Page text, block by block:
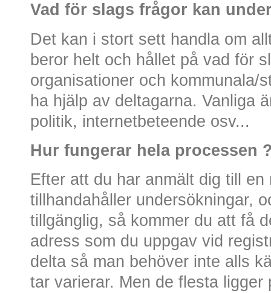
Vad för slags frågor kan
Det kan i stort sett handla om
beror helt och hållet på vad för
organisationer och kommunala/
ha hjälp av deltagarna. Vanliga
politik, internetbeteende osv...
Hur fungerar hela processen
Efter att du har anmält dig till
tillhandahåller undersökningar,
tillgänglig, så kommer du att få
adress som du uppgav vid
delta så man behöver inte alls
tar varierar. Men de flesta